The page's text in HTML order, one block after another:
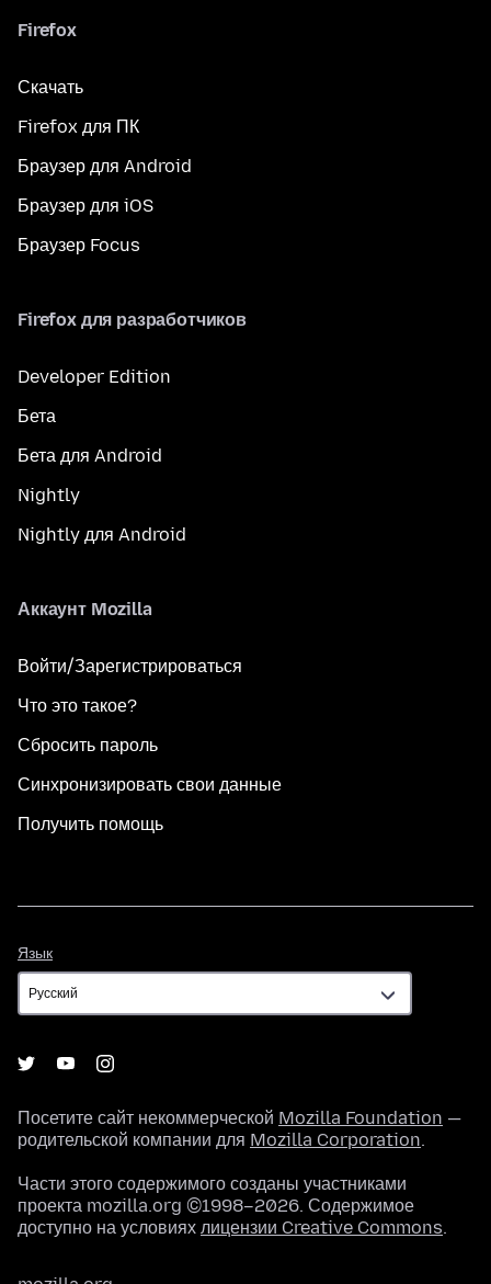
Firefox
Скачать
Firefox для ПК
Браузер для Android
Браузер для iOS
Браузер Focus
Firefox для разработчиков
Developer Edition
Бета
Бета для Android
Nightly
Nightly для Android
Аккаунт Mozilla
Войти/Зарегистрироваться
Что это такое?
Сбросить пароль
Синхронизировать свои данные
Получить помощь
Язык
Посетите сайт некоммерческой Mozilla Foundation —
родительской компании для Mozilla Corporation.
Части этого содержимого созданы участниками
проекта mozilla.org ©1998–2026. Содержимое
доступно на условиях лицензии Creative Commons.